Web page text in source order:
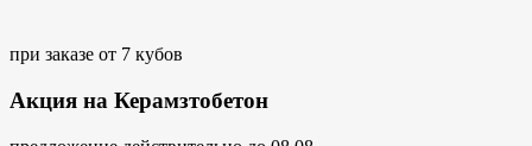
при заказе от 7 кубов
Акция на Керамзтобетон